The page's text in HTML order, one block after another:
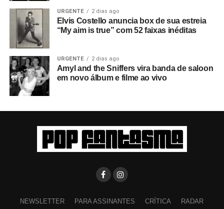
URGENTE 2 dias ago
Elvis Costello anuncia box de sua estreia
“My aim is true” com 52 faixas inéditas
URGENTE 2 dias ago
Amyl and the Sniffers vira banda de saloon
em novo álbum e filme ao vivo
NEWSLETTER PARA ASSINANTES CRÍTICA RADAR